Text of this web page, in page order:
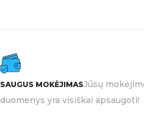
SAUGUS MOKĖJIMASJūsų
duomenys yra visiškai apsaugoti!